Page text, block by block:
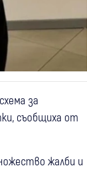
за
съобщиха от
жалби и